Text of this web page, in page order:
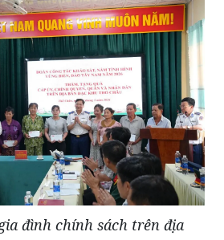
đình chính sách trên địa